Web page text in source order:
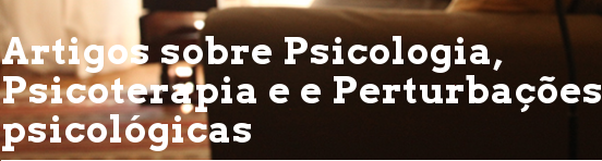
Artigos sobre Psicologia,
Psicoterapia e e Perturbações
psicológicas